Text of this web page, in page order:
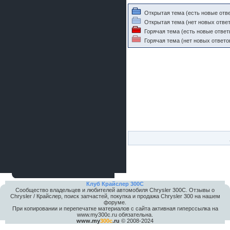
Открытая тема (есть новые
Открытая тема (нет новых
Горячая тема (есть новые
Горячая тема (нет новых
Клуб Крайслер 300C
Сообщество владельцев и любителей автомобиля Chrysler 300С. Отзывы о
Chrysler / Крайслер, поиск запчастей, покупка и продажа Chrysler 300 на нашем
форуме.
При копировании и перепечатке материалов с сайта активная гиперссылка на
www.my300c.ru обязательна.
www.my300c.ru © 2008-2024